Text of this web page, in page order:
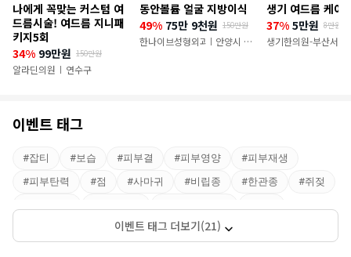
이
벤
트
나에게 꼭맞는 커스텀 여
드름시술! 여드름 지니패
키지5회
34% 99만원 150만원
알라딘의원 | 연수구
동안볼륨 얼굴 지방이식
49% 75만 9천원 150만원
한나이브성형외과의원
|
안양시 만
생기 여드름 케어
37% 5만원 8만원
생기한의원-부산서면
이벤트 태그
#잡티 #보습 #피부결 #피부영양 #피부재생
#피부탄력 #점 #사마귀 #비립종 #한관종 #쥐젖
야간진료 #피부관리 #잡티제거
이벤트 태그 더보기(21)